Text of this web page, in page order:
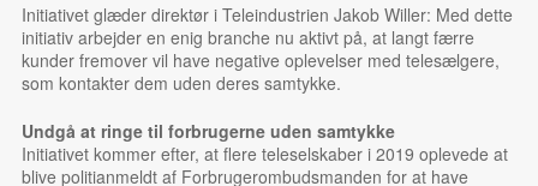
Initiativet glæder direktør i Teleindustrien Jakob Willer: Med dette
initiativ arbejder en enig branche nu aktivt på, at langt færre
kunder fremover vil have negative oplevelser med telesælgere,
som kontakter dem uden deres samtykke.
Undgå at ringe til forbrugerne uden samtykke
Initiativet kommer efter, at flere teleselskaber i 2019 oplevede at
blive politianmeldt af Forbrugerombudsmanden for at have